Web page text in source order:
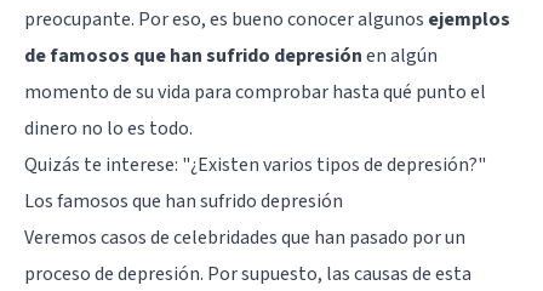
preocupante. Por eso, es bueno conocer algunos ejemplos
de famosos que han sufrido depresiónen algún
momento de su vida para comprobar hasta qué punto el
dinero no lo es todo.
Quizás te interese: "¿Existen varios tipos de depresión?"
Los famosos que han sufrido depresión
Veremos casos de celebridades que han pasado por un
proceso de depresión. Por supuesto, las causas de esta